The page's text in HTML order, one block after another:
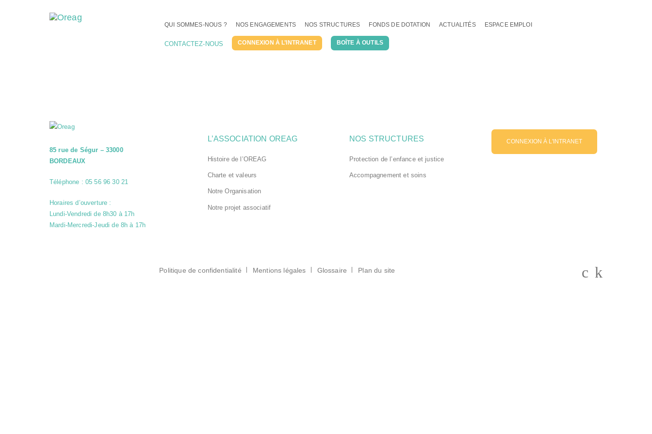
QUI SOMMES-NOUS ? NOS ENGAGEMENTS NOS STRUCTURES FONDS DE DOTATION ACTUALITÉS ESPACE EMPLOI
CONTACTEZ-NOUS CONNEXION À L’INTRANET BOÎTE À OUTILS
85 rue de Ségur – 33000
BORDEAUX
Téléphone : 05 56 96 30 21
Horaires d’ouverture :
Lundi-Vendredi de 8h30 à 17h
Mardi-Mercredi-Jeudi de 8h à 17h
L’ASSOCIATION OREAG
Histoire de l’OREAG
Charte et valeurs
Notre Organisation
Notre projet associatif
NOS STRUCTURES
Protection de l’enfance et justice
Accompagnement et soins
CONNEXION À L'INTRANET
Politique de confidentialité Mentions légales Glossaire Plan du site